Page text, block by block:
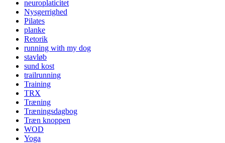
neuroplaticitet
Nysgerrighed
Pilates
planke
Retorik
running with my dog
stavløb
sund kost
trailrunning
Training
TRX
Træning
Træningsdagbog
Træn knoppen
WOD
Yoga